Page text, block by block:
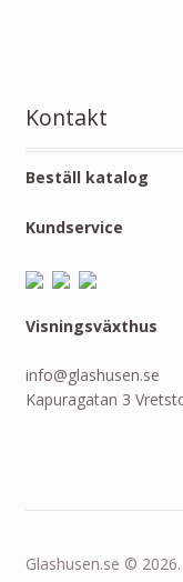
Kontakt
Beställ katalog
Kundservice
Visningsväxthus
info@glashusen.se
Kapuragatan 3
Glashusen.se ©